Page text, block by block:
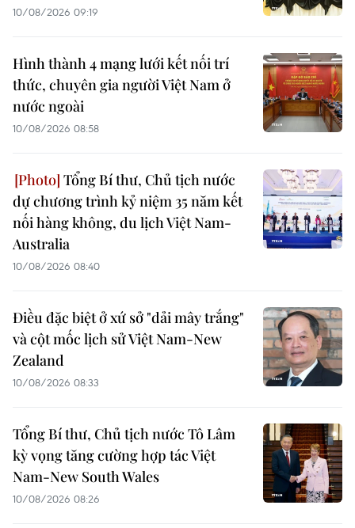
10/08/2026 09:19
Hình thành 4 mạng lưới kết nối trí
thức, chuyên gia người Việt Nam ở
nước ngoài
10/08/2026 08:58
Tổng Bí thư, Chủ tịch nước
dự chương trình kỷ niệm 35 năm kết
nối hàng không, du lịch Việt Nam-
Australia
10/08/2026 08:40
Điều đặc biệt ở xứ sở "dải mây trắng"
và cột mốc lịch sử Việt Nam-New
Zealand
10/08/2026 08:33
Tổng Bí thư, Chủ tịch nước Tô Lâm
kỳ vọng tăng cường hợp tác Việt
Nam-New South Wales
10/08/2026 08:26